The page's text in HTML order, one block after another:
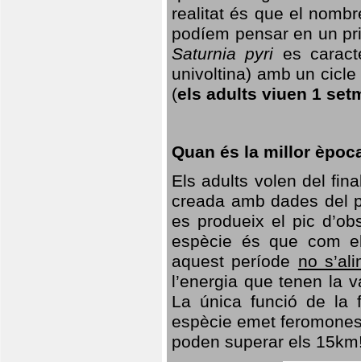
realitat és que el
podíem pensar en un
Saturnia pyri es
univoltina) amb un
(els adults viuen 1
Quan és la millor
Els adults volen del
creada amb dades del
es produeix el pic
espècie és que com
aquest període no
l’energia que tenen la
La única funció de la
espècie emet
poden superar els